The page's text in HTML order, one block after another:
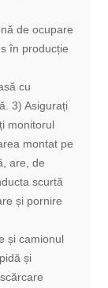
de ocupare
în producție
cu
3) Asigurați
monitorul
montat pe
are, de
scurtă
și pornire
și camionul
și